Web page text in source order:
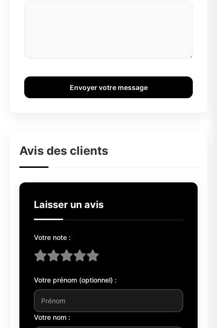
Envoyer votre message
Avis des clients
Laisser un avis
Votre note :
Votre prénom (optionnel) :
Votre nom :